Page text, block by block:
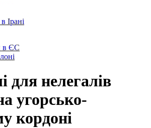
Ірані
в ЄС
для нелегалів
угорсько-
кордоні